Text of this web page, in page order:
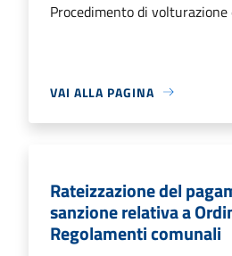
Procedimento di
VAI ALLA PAGINA
Rateizzazione del
sanzione relativa a
Regolamenti comunali